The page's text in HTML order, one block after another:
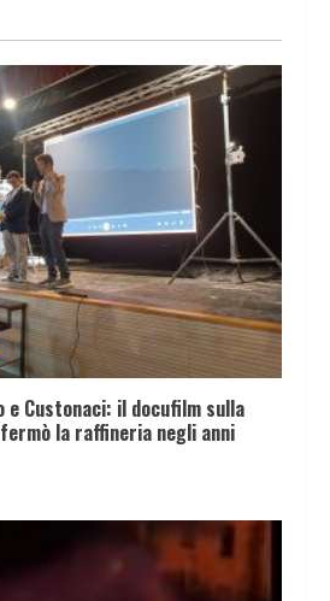
e Custonaci: il docufilm sulla
la raffineria negli anni